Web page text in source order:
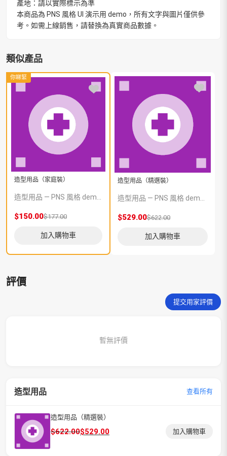
產地：請以實際標示為準
本商品為 PNS 風格 UI 演示用 demo，所有文字與圖片僅供參
考。如需上線銷售，請替換為真實商品數據。
類似產品
你睇緊
造型用品（家庭裝）
造型用品 — PNS 風格 demo 占位商品，方便首頁與分類頁版位演示，上線前由業務替換為真實 SKU。
$150.00$177.00
加入購物車
造型用品（精選裝）
造型用品 — PNS 風格 demo 占位商品，方便首頁與分類頁版位演示，上線前由業務替換為真實 SKU。
$529.00$622.00
加入購物車
評價
提交用家評價
暫無評價
造型用品 查看所有
造型用品（精選裝）
$622.00
原
$529.00
目
加入購物車